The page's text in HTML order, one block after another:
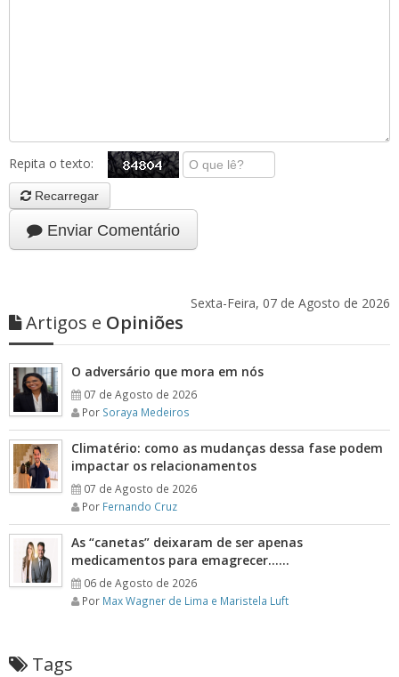
Repita o texto:
Recarregar
Enviar Comentário
Sexta-Feira, 07 de Agosto de 2026
Artigos e Opiniões
O adversário que mora em nós
07 de Agosto de 2026
Por Soraya Medeiros
Climatério: como as mudanças dessa fase podem
impactar os relacionamentos
07 de Agosto de 2026
Por Fernando Cruz
As “canetas” deixaram de ser apenas
medicamentos para emagrecer……
06 de Agosto de 2026
Por Max Wagner de Lima e Maristela Luft
Tags